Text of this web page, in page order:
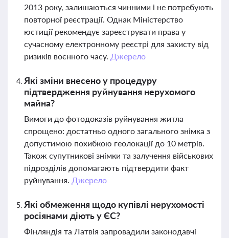
2013 року, залишаються чинними і не потребують
повторної реєстрації. Однак Міністерство
юстиції рекомендує зареєструвати права у
сучасному електронному реєстрі для захисту від
ризиків воєнного часу. Джерело
Які зміни внесено у процедуру
підтвердження руйнування нерухомого
майна?
Вимоги до фотодоказів руйнування житла
спрощено: достатньо одного загального знімка з
допустимою похибкою геолокації до 10 метрів.
Також супутникові знімки та залучення військових
підрозділів допомагають підтвердити факт
руйнування. Джерело
Які обмеження щодо купівлі нерухомості
росіянами діють у ЄС?
Фінляндія та Латвія запровадили законодавчі